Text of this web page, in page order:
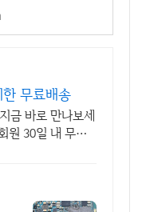
무료배송
금 바로 만나보세
원 30일 내 무료